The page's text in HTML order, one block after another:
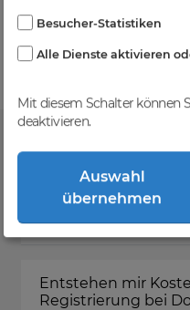
Kein
First-Come-First-Serve-
Was ist
Entstehen mir
Registrierung bei
Besucher-Statistiken
Alle Dienste aktivieren
Mit diesem Schalter können
deaktivieren.
Auswahl
übernehmen